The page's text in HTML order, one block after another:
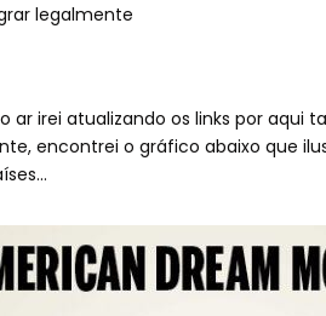
legalmente
ar irei atualizando os links por aqui
encontrei o gráfico abaixo que